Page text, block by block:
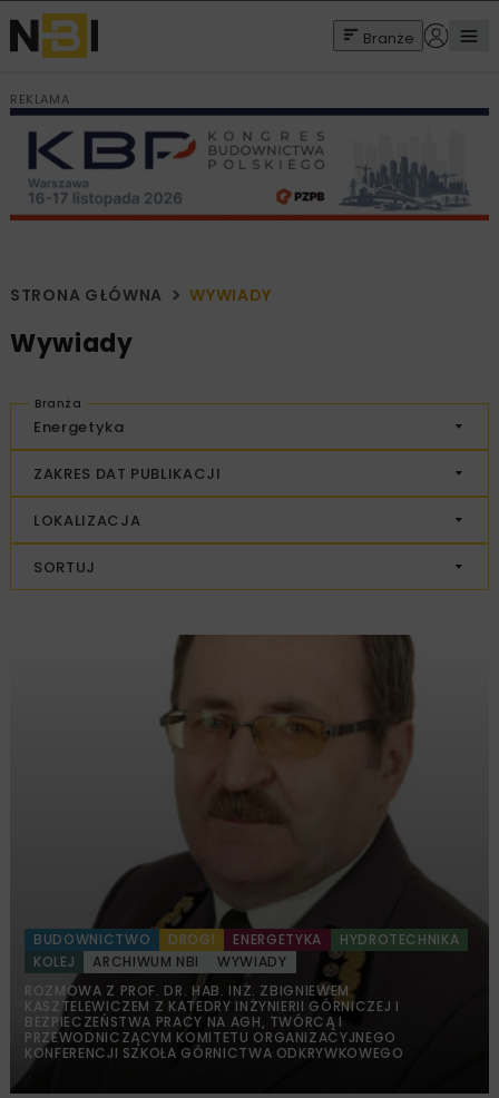
Branże
REKLAMA
STRONA GŁÓWNA WYWIADY
Wywiady
Energetyka
Branża
ZAKRES DAT PUBLIKACJI
LOKALIZACJA
SORTUJ
BUDOWNICTWO DROGI ENERGETYKA
HYDROTECHNIKA
KOLEJ
ARCHIWUM NBI
WYWIADY
ROZMOWA Z PROF. DR. HAB. INŻ. ZBIGNIEWEM
KASZTELEWICZEM Z KATEDRY INŻYNIERII GÓRNICZEJ I
BEZPIECZEŃSTWA PRACY NA AGH, TWÓRCĄ I
PRZEWODNICZĄCYM KOMITETU ORGANIZACYJNEGO
KONFERENCJI SZKOŁA GÓRNICTWA ODKRYWKOWEGO